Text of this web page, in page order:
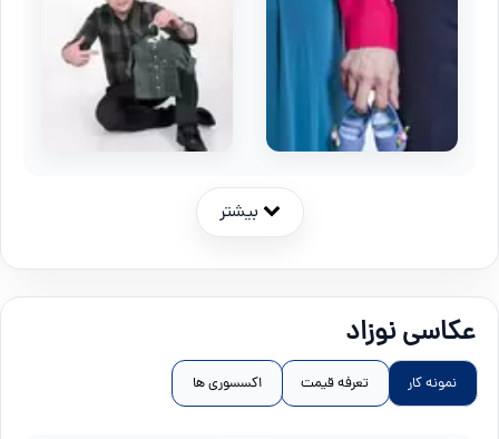
بیشتر
عکاسی نوزاد
نمونه کار تعرفه قیمت اکسسوری ها